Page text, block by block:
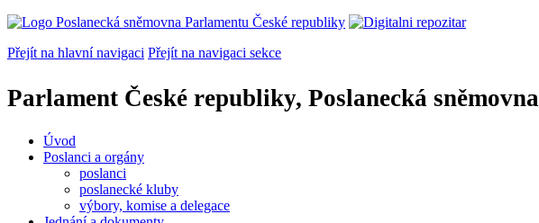
Přejít na hlavní navigaci Přejít na navigaci sekce
Parlament České republiky, Poslanecká sněmovna
Úvod
Poslanci a orgány
poslanci
poslanecké kluby
výbory, komise a delegace